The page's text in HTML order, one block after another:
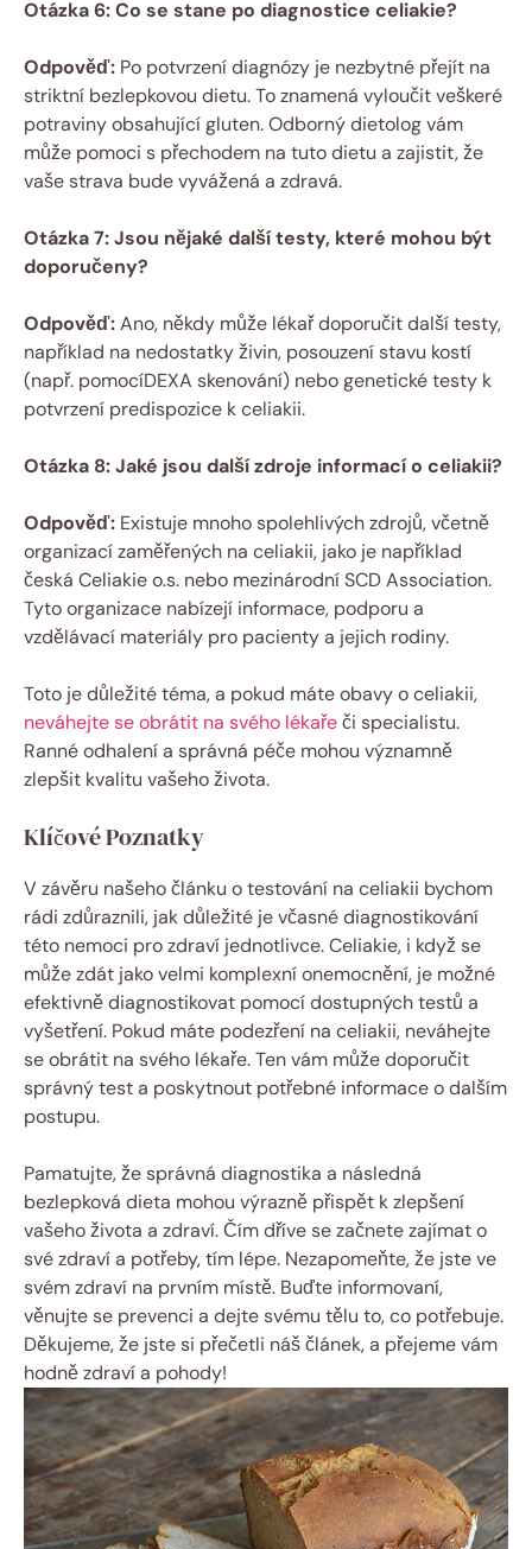
Otázka 6: Co se stane po diagnostice celiakie?
Odpověď: Po potvrzení diagnózy je nezbytné přejít na
striktní bezlepkovou dietu. To znamená vyloučit veškeré
potraviny obsahující gluten. Odborný dietolog vám
může pomoci s přechodem na tuto dietu a zajistit, že
vaše strava bude vyvážená a zdravá.
Otázka 7: Jsou nějaké další testy, které mohou být
doporučeny?
Odpověď:Ano, někdy může lékař doporučit další testy,
například na nedostatky živin, posouzení stavu kostí
(např. pomocíDEXA skenování) nebo genetické testy k
potvrzení predispozice k celiakii.
Otázka 8: Jaké jsou další zdroje informací o celiakii?
Odpověď: Existuje mnoho spolehlivých zdrojů, včetně
organizací zaměřených na celiakii, jako je například
česká Celiakie o.s. nebo mezinárodní SCD Association.
Tyto organizace nabízejí informace, podporu a
vzdělávací materiály pro pacienty a jejich rodiny.
Toto je důležité téma, a pokud máte obavy o celiakii,
neváhejte se obrátit na svého lékařeči specialistu.
Ranné odhalení a správná péče mohou významně
zlepšit kvalitu vašeho života.
Klíčové Poznatky
V závěru našeho článku o testování na celiakii bychom
rádi zdůraznili, jak důležité je včasné diagnostikování
této nemoci pro zdraví jednotlivce. Celiakie, i když se
může zdát jako velmi komplexní onemocnění, je možné
efektivně diagnostikovat pomocí dostupných testů a
vyšetření. Pokud máte podezření na celiakii, neváhejte
se obrátit na svého lékaře. Ten vám může doporučit
správný test a poskytnout potřebné informace o dalším
postupu.
Pamatujte, že správná diagnostika a následná
bezlepková dieta mohou výrazně přispět k zlepšení
vašeho života a zdraví. Čím dříve se začnete zajímat o
své zdraví a potřeby, tím lépe. Nezapomeňte, že jste ve
svém zdraví na prvním místě. Buďte informovaní,
věnujte se prevenci a dejte svému tělu to, co potřebuje.
Děkujeme, že jste si přečetli náš článek, a přejeme vám
hodně zdraví a pohody!